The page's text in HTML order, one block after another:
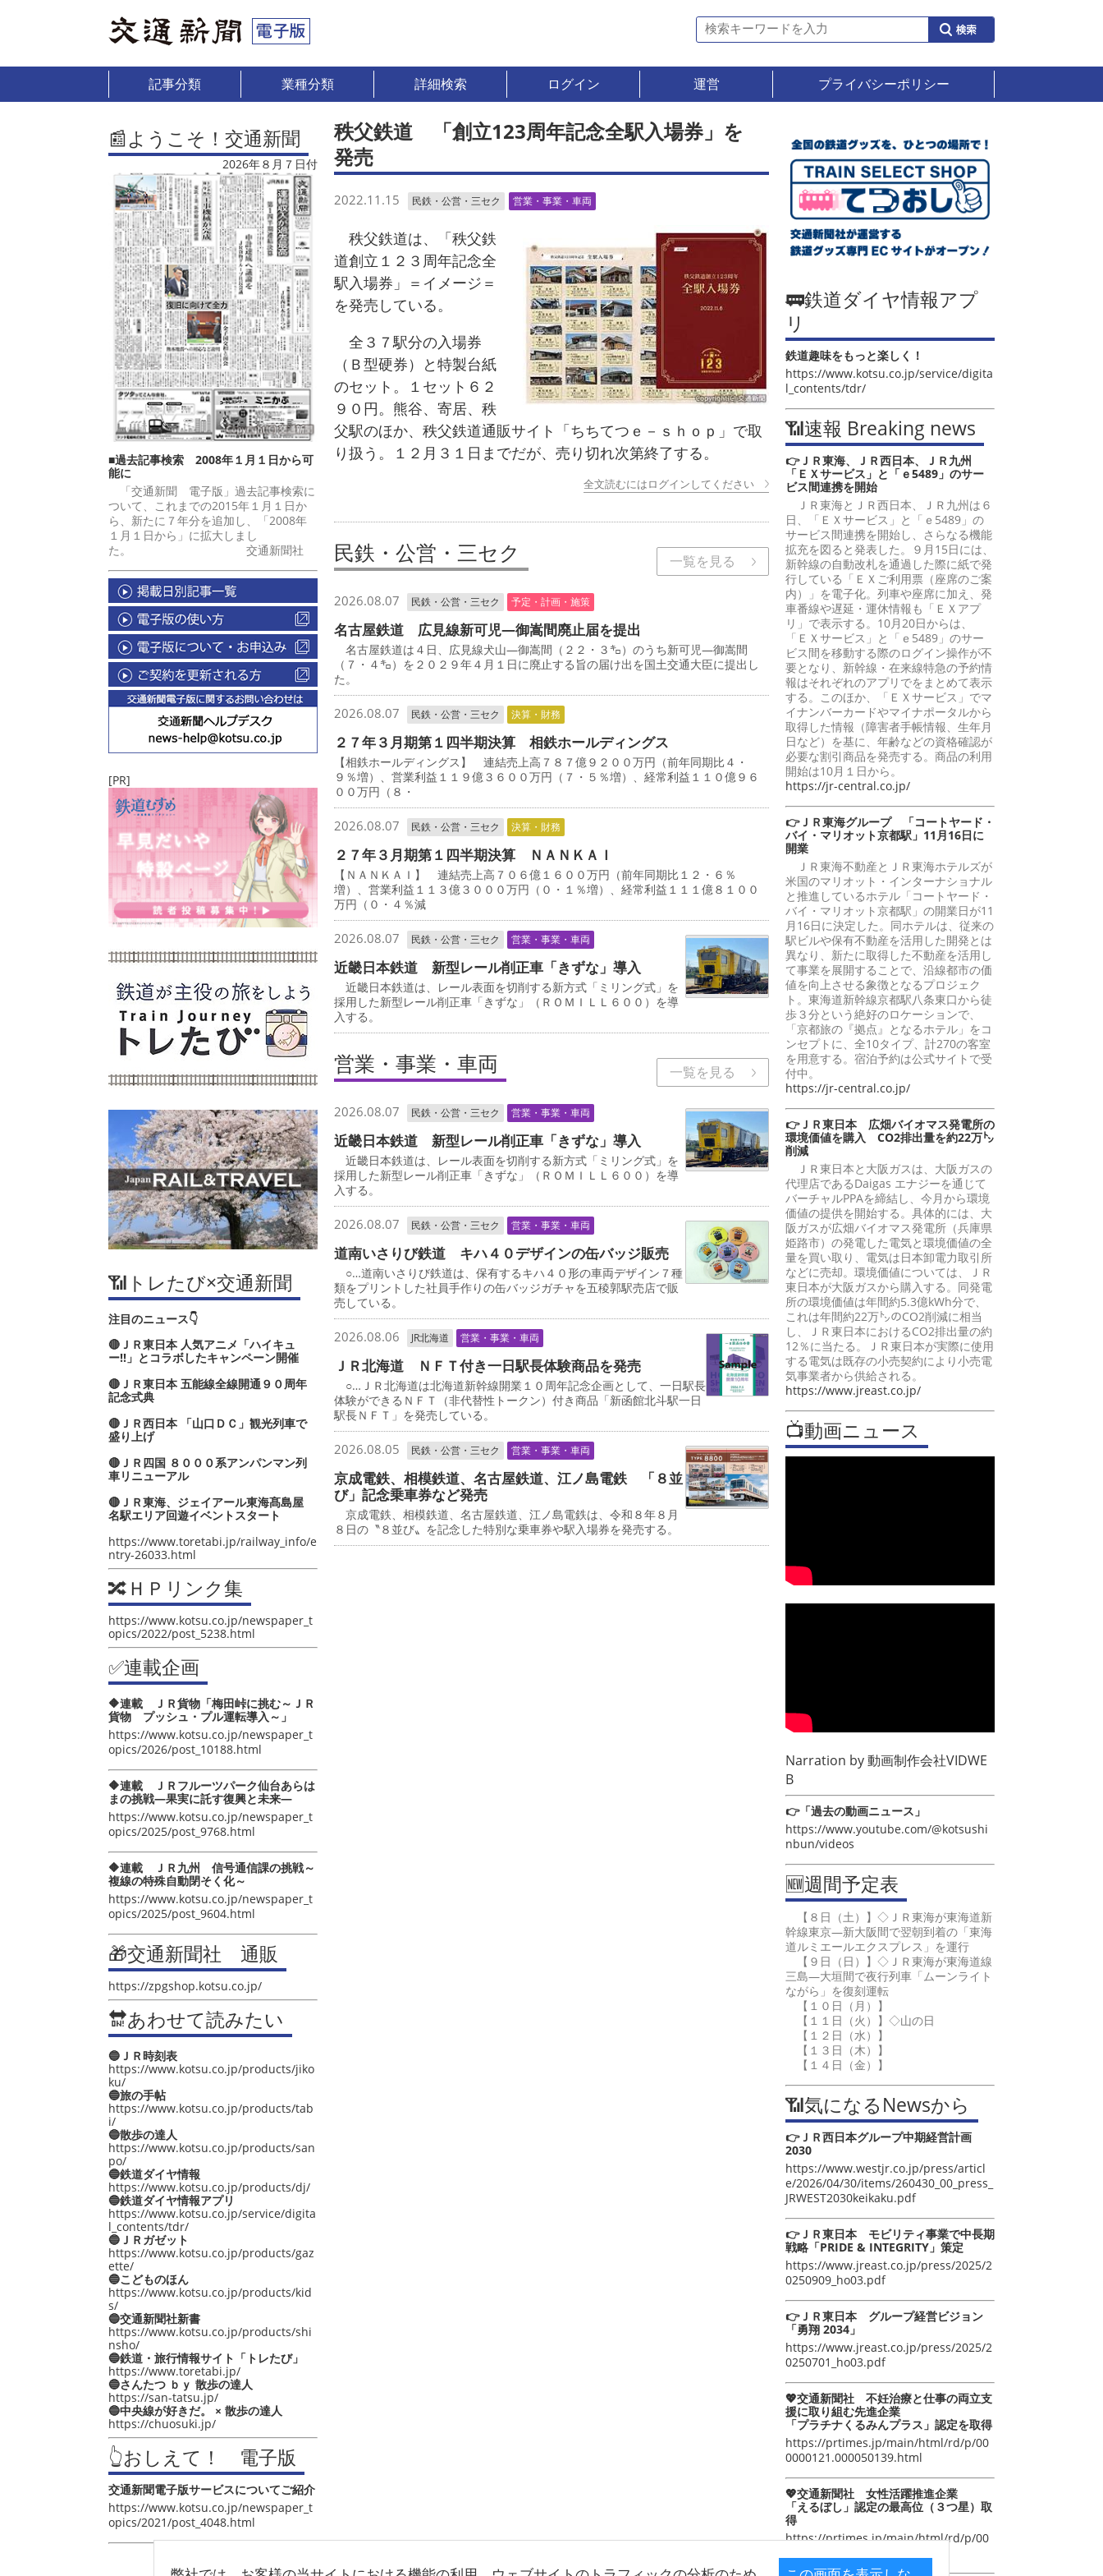
記事分類 業種分類 詳細検索 ログイン 運営 プライバシーポリシー
📰ようこそ！交通新聞
2026年８月７日付
■過去記事検索 2008年１月１日から可
能に
「交通新聞 電子版」過去記事検索に
ついて、これまでの2015年１月１日か
ら、新たに７年分を追加し、「2008年
１月１日から」に拡大しまし
た。 交通新聞社
[PR]
📶トレたび×交通新聞
注目のニュース👇
🔴ＪＲ東日本 人気アニメ「ハイキュ
ー‼」とコラボしたキャンペーン開催
🔴ＪＲ東日本 五能線全線開通９０周年
記念式典
🔴ＪＲ西日本 「山口ＤＣ」観光列車で
盛り上げ
🔴ＪＲ四国 ８０００系アンパンマン列
車リニューアル
🔴ＪＲ東海、ジェイアール東海髙島屋
名駅エリア回遊イベントスタート
https://www.toretabi.jp/railway_info/e
ntry-26033.html
🔀ＨＰリンク集
https://www.kotsu.co.jp/newspaper_t
opics/2022/post_5238.html
✅連載企画
🔶連載 ＪＲ貨物「梅田峠に挑む～ＪＲ
貨物 プッシュ・プル運転導入～」
https://www.kotsu.co.jp/newspaper_t
opics/2026/post_10188.html
🔶連載 ＪＲフルーツパーク仙台あらは
まの挑戦―果実に託す復興と未来―
https://www.kotsu.co.jp/newspaper_t
opics/2025/post_9768.html
🔶連載 ＪＲ九州 信号通信課の挑戦～
複線の特殊自動閉そく化～
https://www.kotsu.co.jp/newspaper_t
opics/2025/post_9604.html
🎁交通新聞社 通販
https://zpgshop.kotsu.co.jp/
🔛あわせて読みたい
🔵ＪＲ時刻表
https://www.kotsu.co.jp/products/jiko
ku/
🔵旅の手帖
https://www.kotsu.co.jp/products/tab
i/
🔵散歩の達人
https://www.kotsu.co.jp/products/san
po/
🔵鉄道ダイヤ情報
https://www.kotsu.co.jp/products/dj/
🔵鉄道ダイヤ情報アプリ
https://www.kotsu.co.jp/service/digita
l_contents/tdr/
🔵ＪＲガゼット
https://www.kotsu.co.jp/products/gaz
ette/
🔵こどものほん
https://www.kotsu.co.jp/products/kid
s/
🔵交通新聞社新書
https://www.kotsu.co.jp/products/shi
nsho/
🔵鉄道・旅行情報サイト「トレたび」
https://www.toretabi.jp/
🔵さんたつ ｂｙ 散歩の達人
https://san-tatsu.jp/
🔵中央線が好きだ。 × 散歩の達人
https://chuosuki.jp/
👆おしえて！ 電子版
交通新聞電子版サービスについてご紹介
https://www.kotsu.co.jp/newspaper_t
opics/2021/post_4048.html
秩父鉄道 「創立123周年記念全駅入場券」を
発売
2022.11.15 民鉄・公営・三セク 営業・事業・車両
秩父鉄道は、「秩父鉄
道創立１２３周年記念全
駅入場券」＝イメージ＝
を発売している。
全３７駅分の入場券
（Ｂ型硬券）と特製台紙
のセット。１セット６２
９０円。熊谷、寄居、秩
父駅のほか、秩父鉄道通販サイト「ちちてつｅ－ｓｈｏｐ」で取
り扱う。１２月３１日までだが、売り切れ次第終了する。
全文読むにはログインしてください
民鉄・公営・三セク 一覧を見る
2026.08.07 民鉄・公営・三セク 予定・計画・施策
名古屋鉄道 広見線新可児―御嵩間廃止届を提出
名古屋鉄道は４日、広見線犬山―御嵩間（２２・３㌔）のうち新可児―御嵩間
（７・４㌔）を２０２９年４月１日に廃止する旨の届け出を国土交通大臣に提出し
た。
2026.08.07 民鉄・公営・三セク 決算・財務
２７年３月期第１四半期決算 相鉄ホールディングス
【相鉄ホールディングス】 連結売上高７８７億９２００万円（前年同期比４・
９％増）、営業利益１１９億３６００万円（７・５％増）、経常利益１１０億９６
００万円（８・
2026.08.07 民鉄・公営・三セク 決算・財務
２７年３月期第１四半期決算 ＮＡＮＫＡＩ
【ＮＡＮＫＡＩ】 連結売上高７０６億１６００万円（前年同期比１２・６％
増）、営業利益１１３億３０００万円（０・１％増）、経常利益１１１億８１００
万円（０・４％減
2026.08.07 民鉄・公営・三セク 営業・事業・車両
近畿日本鉄道 新型レール削正車「きずな」導入
近畿日本鉄道は、レール表面を切削する新方式「ミリング式」を
採用した新型レール削正車「きずな」（ＲＯＭＩＬＬ６００）を導
入する。
営業・事業・車両 一覧を見る
2026.08.07 民鉄・公営・三セク 営業・事業・車両
近畿日本鉄道 新型レール削正車「きずな」導入
近畿日本鉄道は、レール表面を切削する新方式「ミリング式」を
採用した新型レール削正車「きずな」（ＲＯＭＩＬＬ６００）を導
入する。
2026.08.07 民鉄・公営・三セク 営業・事業・車両
道南いさりび鉄道 キハ４０デザインの缶バッジ販売
○…道南いさりび鉄道は、保有するキハ４０形の車両デザイン７種
類をプリントした社員手作りの缶バッジガチャを五稜郭駅売店で販
売している。
2026.08.06 JR北海道 営業・事業・車両
ＪＲ北海道 ＮＦＴ付き一日駅長体験商品を発売
○…ＪＲ北海道は北海道新幹線開業１０周年記念企画として、一日駅長
体験ができるＮＦＴ（非代替性トークン）付き商品「新函館北斗駅一日
駅長ＮＦＴ」を発売している。
2026.08.05 民鉄・公営・三セク 営業・事業・車両
京成電鉄、相模鉄道、名古屋鉄道、江ノ島電鉄 「８並
び」記念乗車券など発売
京成電鉄、相模鉄道、名古屋鉄道、江ノ島電鉄は、令和８年８月
８日の〝８並び〟を記念した特別な乗車券や駅入場券を発売する。
🚃鉄道ダイヤ情報アプ
リ
鉄道趣味をもっと楽しく！
https://www.kotsu.co.jp/service/digita
l_contents/tdr/
📶速報 Breaking news
👉ＪＲ東海、ＪＲ西日本、ＪＲ九州
「ＥＸサービス」と「ｅ5489」のサー
ビス間連携を開始
ＪＲ東海とＪＲ西日本、ＪＲ九州は６
日、「ＥＸサービス」と「ｅ5489」の
サービス間連携を開始し、さらなる機能
拡充を図ると発表した。９月15日には、
新幹線の自動改札を通過した際に紙で発
行している「ＥＸご利用票（座席のご案
内）」を電子化。列車や座席に加え、発
車番線や遅延・運休情報も「ＥＸアプ
リ」で表示する。10月20日からは、
「ＥＸサービス」と「ｅ5489」のサー
ビス間を移動する際のログイン操作が不
要となり、新幹線・在来線特急の予約情
報はそれぞれのアプリでをまとめて表示
する。このほか、「ＥＸサービス」でマ
イナンバーカードやマイナポータルから
取得した情報（障害者手帳情報、生年月
日など）を基に、年齢などの資格確認が
必要な割引商品を発売する。商品の利用
開始は10月１日から。
https://jr-central.co.jp/
👉ＪＲ東海グループ 「コートヤード・
バイ・マリオット京都駅」11月16日に
開業
ＪＲ東海不動産とＪＲ東海ホテルズが
米国のマリオット・インターナショナル
と推進しているホテル「コートヤード・
バイ・マリオット京都駅」の開業日が11
月16日に決定した。同ホテルは、従来の
駅ビルや保有不動産を活用した開発とは
異なり、新たに取得した不動産を活用し
て事業を展開することで、沿線都市の価
値を向上させる象徴となるプロジェク
ト。東海道新幹線京都駅八条東口から徒
歩３分という絶好のロケーションで、
「京都旅の『拠点』となるホテル」をコ
ンセプトに、全10タイプ、計270の客室
を用意する。宿泊予約は公式サイトで受
付中。
https://jr-central.co.jp/
👉ＪＲ東日本 広畑バイオマス発電所の
環境価値を購入 CO2排出量を約22万㌧
削減
ＪＲ東日本と大阪ガスは、大阪ガスの
代理店であるDaigas エナジーを通じて
バーチャルPPAを締結し、今月から環境
価値の提供を開始する。具体的には、大
阪ガスが広畑バイオマス発電所（兵庫県
姫路市）の発電した電気と環境価値の全
量を買い取り、電気は日本卸電力取引所
などに売却。環境価値については、ＪＲ
東日本が大阪ガスから購入する。同発電
所の環境価値は年間約5.3億kWh分で、
これは年間約22万㌧のCO2削減に相当
し、ＪＲ東日本におけるCO2排出量の約
12％に当たる。ＪＲ東日本が実際に使用
する電気は既存の小売契約により小売電
気事業者から供給される。
https://www.jreast.co.jp/
📺動画ニュース
Narration by動画制作会社VIDWE
B
👉「過去の動画ニュース」
https://www.youtube.com/@kotsushi
nbun/videos
🆕週間予定表
【８日（土）】◇ＪＲ東海が東海道新
幹線東京―新大阪間で翌朝到着の「東海
道ルミエールエクスプレス」を運行
【９日（日）】◇ＪＲ東海が東海道線
三島―大垣間で夜行列車「ムーンライト
ながら」を復刻運転
【１０日（月）】
【１１日（火）】◇山の日
【１２日（水）】
【１３日（木）】
【１４日（金）】
📶気になるNewsから
👉ＪＲ西日本グループ中期経営計画
2030
https://www.westjr.co.jp/press/articl
e/2026/04/30/items/260430_00_press_
JRWEST2030keikaku.pdf
👉ＪＲ東日本 モビリティ事業で中長期
戦略「PRIDE & INTEGRITY」策定
https://www.jreast.co.jp/press/2025/2
0250909_ho03.pdf
👉ＪＲ東日本 グループ経営ビジョン
「勇翔 2034」
https://www.jreast.co.jp/press/2025/2
0250701_ho03.pdf
💖交通新聞社 不妊治療と仕事の両立支
援に取り組む先進企業
「プラチナくるみんプラス」認定を取得
https://prtimes.jp/main/html/rd/p/00
0000121.000050139.html
💖交通新聞社 女性活躍推進企業
「えるぼし」認定の最高位（３つ星）取
得
https://prtimes.jp/main/html/rd/p/00